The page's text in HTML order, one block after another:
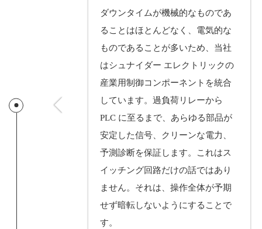
ダウンタイムが機械的なものであ
ることはほとんどなく、電気的な
ものであることが多いため、当社
はシュナイダー エレクトリックの
産業用制御コンポーネントを統合
しています。過負荷リレーから
PLC に至るまで、あらゆる部品が
安定した信号、クリーンな電力、
予測診断を保証します。これはス
イッチング回路だけの話ではあり
ません。それは、操作全体が予期
せず暗転しないようにすることで
す。